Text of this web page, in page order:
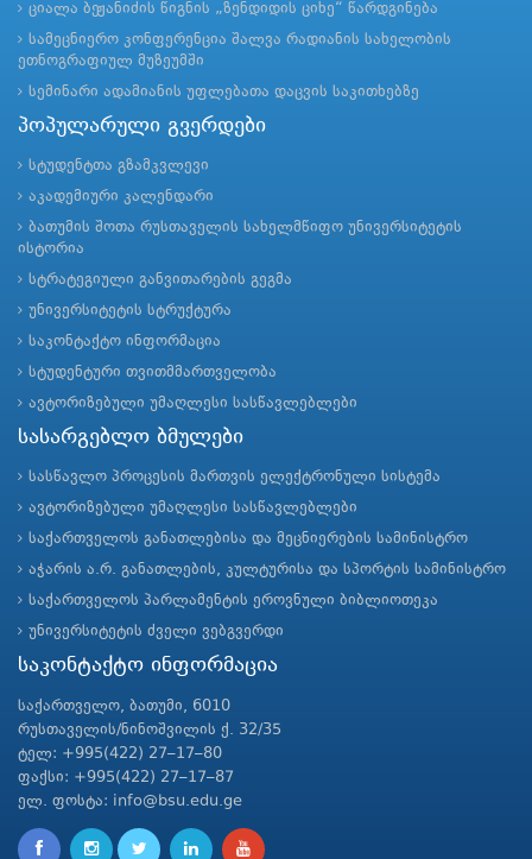
ციალა ბეჟანიძის წიგნის „ზენდიდის ციხე“ წარდგინება
სამეცნიერო კონფერენცია შალვა რადიანის სახელობის
ეთნოგრაფიულ მუზეუმში
სემინარი ადამიანის უფლებათა დაცვის საკითხებზე
პოპულარული გვერდები
სტუდენტთა გზამკვლევი
აკადემიური კალენდარი
ბათუმის შოთა რუსთაველის სახელმწიფო უნივერსიტეტის
ისტორია
სტრატეგიული განვითარების გეგმა
უნივერსიტეტის სტრუქტურა
საკონტაქტო ინფორმაცია
სტუდენტური თვითმმართველობა
ავტორიზებული უმაღლესი სასწავლებლები
სასარგებლო ბმულები
სასწავლო პროცესის მართვის ელექტრონული სისტემა
ავტორიზებული უმაღლესი სასწავლებლები
საქართველოს განათლებისა და მეცნიერების სამინისტრო
აჭარის ა.რ. განათლების, კულტურისა და სპორტის სამინისტრო
საქართველოს პარლამენტის ეროვნული ბიბლიოთეკა
უნივერსიტეტის ძველი ვებგვერდი
საკონტაქტო ინფორმაცია
საქართველო, ბათუმი, 6010
რუსთაველის/ნინოშვილის ქ. 32/35
ტელ: +995(422) 27–17–80
ფაქსი: +995(422) 27–17–87
ელ. ფოსტა: info@bsu.edu.ge